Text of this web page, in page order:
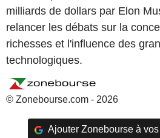
milliards de dollars par Elon
relancer les débats sur la
richesses et l'influence des
technologiques.
© Zonebourse.com - 2026
Ajouter Zonebourse à